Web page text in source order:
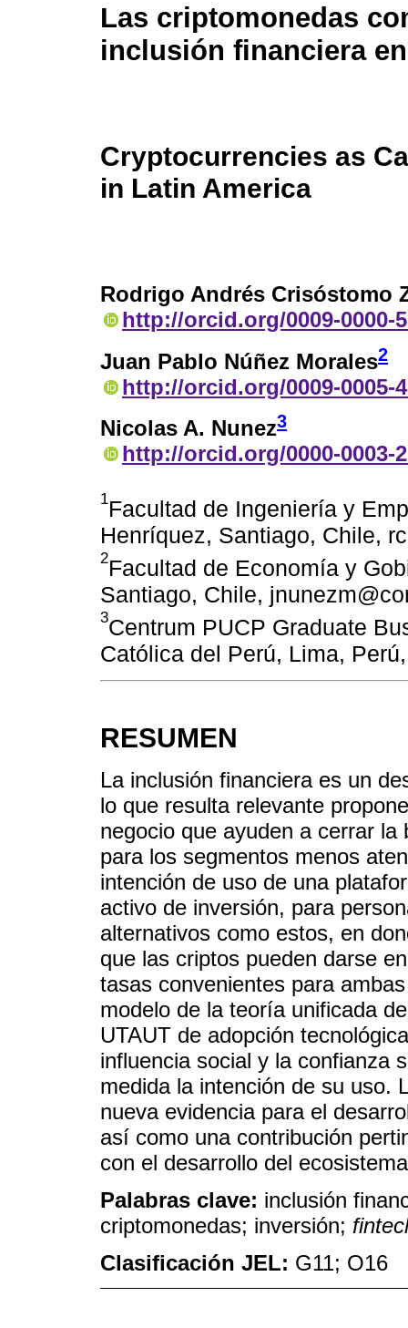
Las criptomonedas
inclusión financiera
Cryptocurrencies as
in Latin America
Rodrigo Andrés Crisóstomo
http://orcid.org/0009-0000-
Juan Pablo Núñez Morales2
http://orcid.org/0009-0005-
Nicolas A. Nunez3
http://orcid.org/0000-0003-
1Facultad de Ingeniería y
Henríquez, Santiago, Chile,
2Facultad de Economía y
Santiago, Chile,
3Centrum PUCP Graduate
Católica del Perú, Lima,
RESUMEN
La inclusión financiera es un
lo que resulta relevante
negocio que ayuden a cerrar
para los segmentos menos
intención de uso de una
activo de inversión, para
alternativos como estos, en
que las criptos pueden darse
tasas convenientes para
modelo de la teoría unificada
UTAUT de adopción
influencia social y la confianza
medida la intención de su uso.
nueva evidencia para el
así como una contribución
con el desarrollo del
Palabras clave: inclusión
criptomonedas; inversión;
Clasificación JEL: G11; O16